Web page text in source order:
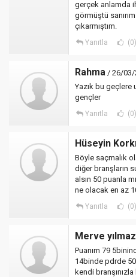
gerçek anlamda
görmüştü
çıkarmıştım.
Yanıtla (0)
Rahma / 26/03/
Yazık bu geçlere
gençler
Yanıtla (0)
Hüseyin
Böyle saçmalık
diğer branşların
alsın 50 puanla
ne olacak en az
Yanıtla (0)
Merve yılmaz
Puanım 79
14binde pdrde
kendi branşınızla